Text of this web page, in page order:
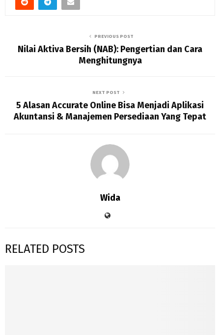
PREVIOUS POST
Nilai Aktiva Bersih (NAB): Pengertian dan Cara
Menghitungnya
NEXT POST
5 Alasan Accurate Online Bisa Menjadi Aplikasi
Akuntansi & Manajemen Persediaan Yang Tepat
Wida
RELATED POSTS